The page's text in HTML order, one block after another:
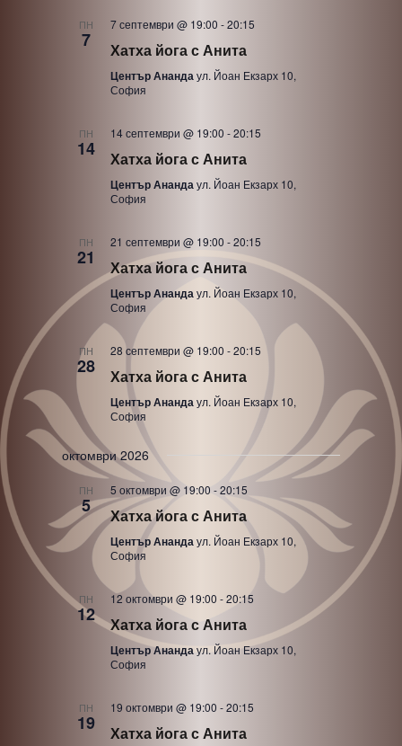
ПН
7
7 септември @ 19:00 -20:15
Хатха йога с Анита
Център Анандаул. Йоан Екзарх 10,
София
ПН
14
14 септември @ 19:00 -20:15
Хатха йога с Анита
Център Анандаул. Йоан Екзарх 10,
София
ПН
21
21 септември @ 19:00 -20:15
Хатха йога с Анита
Център Анандаул. Йоан Екзарх 10,
София
ПН
28
28 септември @ 19:00 -20:15
Хатха йога с Анита
Център Анандаул. Йоан Екзарх 10,
София
октомври 2026
ПН
5
5 октомври @ 19:00 -20:15
Хатха йога с Анита
Център Анандаул. Йоан Екзарх 10,
София
ПН
12
12 октомври @ 19:00 -20:15
Хатха йога с Анита
Център Анандаул. Йоан Екзарх 10,
София
ПН
19
19 октомври @ 19:00 -20:15
Хатха йога с Анита